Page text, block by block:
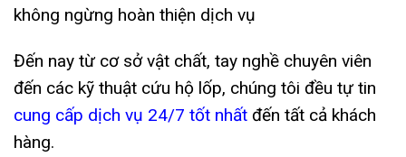
không ngừng hoàn thiện dịch vụ
Đến nay từ cơ sở vật chất, tay nghề chuyên viên
đến các kỹ thuật cứu hộ lốp, chúng tôi đều tự tin
cung cấp dịch vụ 24/7 tốt nhất đến tất cả khách
hàng.